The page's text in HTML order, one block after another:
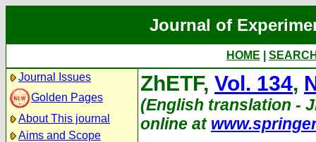
Journal of
HOME
Journal Issues
Golden Pages
About This journal
Aims and Scope
ZhETF, Vol. 134,
(English translation -
online at